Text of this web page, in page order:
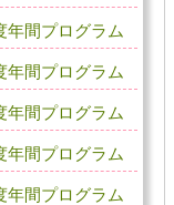
年間プログラム
年間プログラム
年間プログラム
年間プログラム
年間プログラム